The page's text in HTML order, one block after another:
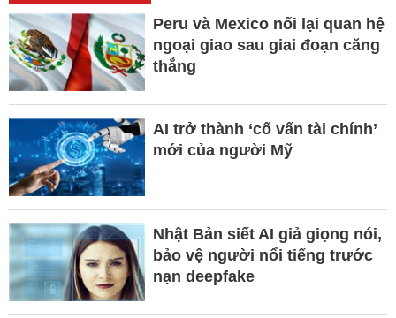
Peru và Mexico nối lại quan hệ
ngoại giao sau giai đoạn căng
thẳng
AI trở thành ‘cố vấn tài chính’
mới của người Mỹ
Nhật Bản siết AI giả giọng nói,
bảo vệ người nổi tiếng trước
nạn deepfake